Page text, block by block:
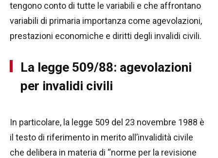
tengono conto di tutte le variabili e che affrontano
variabili di primaria importanza come agevolazioni,
prestazioni economiche e diritti degli invalidi civili.
La legge 509/88: agevolazioni
per invalidi civili
In particolare, la legge 509 del 23 novembre 1988 è
il testo di riferimento in merito all’invalidità civile
che delibera in materia di “norme per la revisione